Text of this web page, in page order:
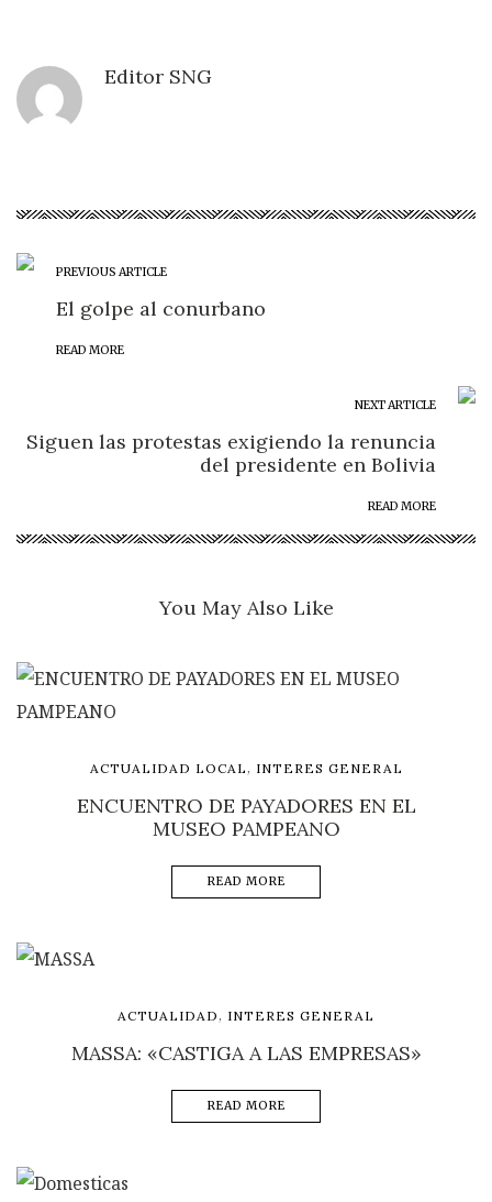
Editor SNG
PREVIOUS ARTICLE
El golpe al conurbano
READ MORE
NEXT ARTICLE
Siguen las protestas exigiendo la renuncia
del presidente en Bolivia
READ MORE
You May Also Like
ACTUALIDAD LOCAL , INTERES GENERAL
ENCUENTRO DE PAYADORES EN EL
MUSEO PAMPEANO
READ MORE
ACTUALIDAD , INTERES GENERAL
MASSA: «CASTIGA A LAS EMPRESAS»
READ MORE